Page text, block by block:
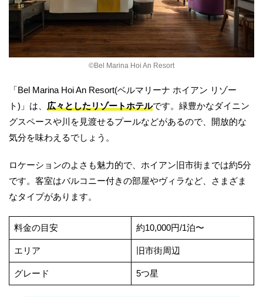
©︎Bel Marina Hoi An Resort
「Bel Marina Hoi An Resort(ベルマリーナ ホイアン リゾー
ト)」は、 広々としたリゾートホテルです。緑豊かなダイニン
グスペースや川を見渡せるプールなどがあるので、開放的な
気分を味わえるでしょう。
ロケーションのよさも魅力的で、ホイアン旧市街までは約5分
です。客室はバルコニー付きの部屋やヴィラなど、さまざま
なタイプがあります。
料金の目安 約10,000円/1泊〜
エリア 旧市街周辺
グレード 5つ星